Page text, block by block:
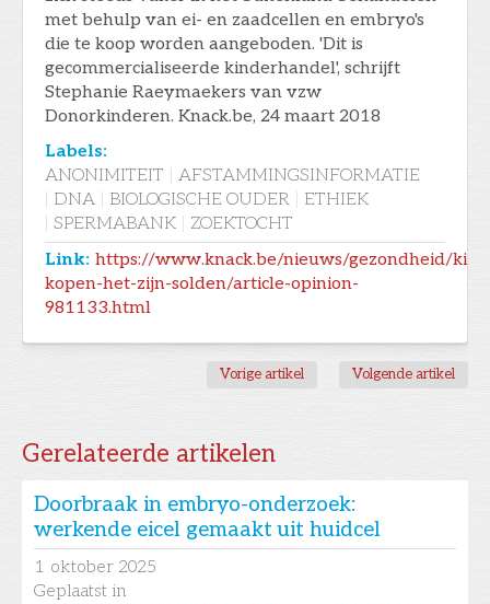
met behulp van ei- en zaadcellen en embryo's
die te koop worden aangeboden. 'Dit is
gecommercialiseerde kinderhandel', schrijft
Stephanie Raeymaekers van vzw
Donorkinderen. Knack.be, 24 maart 2018
Labels:
ANONIMITEIT
AFSTAMMINGSINFORMATIE
DNA BIOLOGISCHE OUDER
ETHIEK
SPERMABANK
ZOEKTOCHT
Link: https://www.knack.be/nieuws/gezondheid/
kopen-het-zijn-solden/article-opinion-
981133.html
Vorige artikel Volgende artikel
Gerelateerde artikelen
Doorbraak in embryo-onderzoek:
werkende eicel gemaakt uit huidcel
1 oktober 2025
Geplaatst in